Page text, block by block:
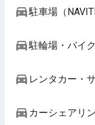
駐車場（
駐輪場・バイ
レンタカー・
カーシェアリ